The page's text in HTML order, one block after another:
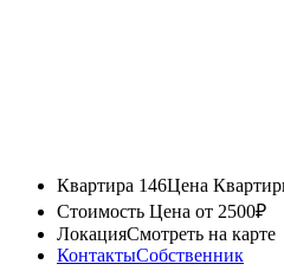
Квартира 146Цена
Стоимость Цена от 2500₽
ЛокацияСмотреть на карте
КонтактыСобственник